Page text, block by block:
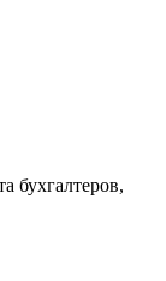
бухгалтеров,